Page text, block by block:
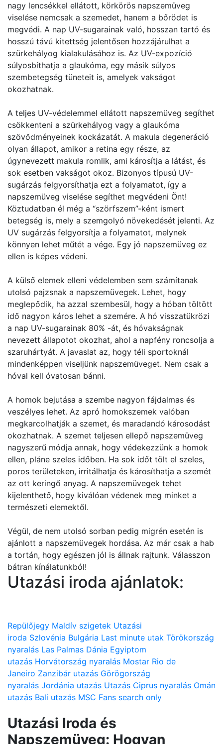
nagy lencsékkel ellátott, körkörös napszemüveg
viselése nemcsak a szemedet, hanem a bőrödet is
megvédi. A nap UV-sugarainak való, hosszan tartó és
hosszú távú kitettség jelentősen hozzájárulhat a
szürkehályog kialakulásához is. Az UV-expozíció
súlyosbíthatja a glaukóma, egy másik súlyos
szembetegség tüneteit is, amelyek vakságot
okozhatnak.
A teljes UV-védelemmel ellátott napszemüveg segíthet
csökkenteni a szürkehályog vagy a glaukóma
szövődményeinek kockázatát. A makula degeneráció
olyan állapot, amikor a retina egy része, az
úgynevezett makula romlik, ami károsítja a látást, és
sok esetben vakságot okoz. Bizonyos típusú UV-
sugárzás felgyorsíthatja ezt a folyamatot, így a
napszemüveg viselése segíthet megvédeni Önt!
Köztudatban él még a “szörfszem”-ként ismert
betegség is, mely a szemgolyó növekedését jelenti. Az
UV sugárzás felgyorsítja a folyamatot, melynek
könnyen lehet műtét a vége. Egy jó napszemüveg ez
ellen is képes védeni.
A külső elemek elleni védelemben sem számítanak
utolsó pajzsnak a napszemüvegek. Lehet, hogy
meglepődik, ha azzal szembesül, hogy a hóban töltött
idő nagyon káros lehet a szemére. A hó visszatükrözi
a nap UV-sugarainak 80% -át, és hóvakságnak
nevezett állapotot okozhat, ahol a napfény roncsolja a
szaruhártyát. A javaslat az, hogy téli sportoknál
mindenképpen viseljünk napszemüveget. Nem csak a
hóval kell óvatosan bánni.
A homok bejutása a szembe nagyon fájdalmas és
veszélyes lehet. Az apró homokszemek valóban
megkarcolhatják a szemet, és maradandó károsodást
okozhatnak. A szemet teljesen ellepő napszemüveg
nagyszerű módja annak, hogy védekezzünk a homok
ellen, pláne szeles időben. Ha sok időt tölt el szeles,
poros területeken, irritálhatja és károsíthatja a szemét
az ott keringő anyag. A napszemüvegek tehet
kijelenthető, hogy kiválóan védenek meg minket a
természeti elemektől.
Végül, de nem utolsó sorban pedig migrén esetén is
ajánlott a napszemüvegek hordása. Az már csak a hab
a tortán, hogy egészen jól is állnak rajtunk. Válasszon
bátran kínálatunkból!
Utazási iroda ajánlatok:
Repülőjegy Maldív szigetek Utazási
iroda Szlovénia Bulgária Last minute utak Törökország
nyaralás Las Palmas Dánia Egyiptom
utazás Horvátország nyaralás Mostar Rio de
Janeiro Zanzibár utazás Görögország
nyaralás Jordánia utazás Utazás Ciprus nyaralás Omán
utazás Bali utazás MSC Fans search only
Utazási Iroda és
Napszemüveg: Hogyan